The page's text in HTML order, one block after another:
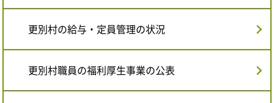
更別村の給与・定員管理の状況
更別村職員の福利厚生事業の公表